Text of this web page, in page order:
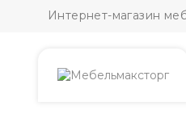
Интернет-магазин